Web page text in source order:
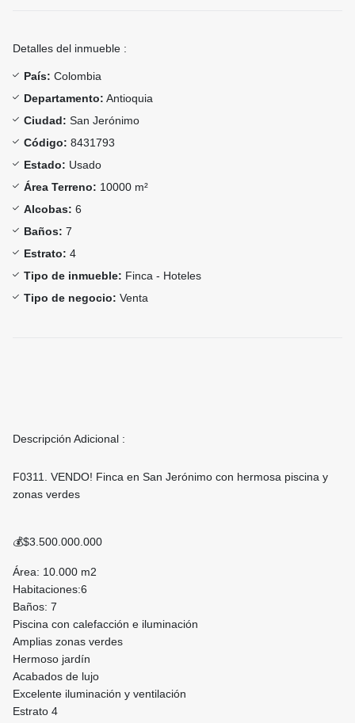
Detalles del inmueble :
País: Colombia
Departamento: Antioquia
Ciudad: San Jerónimo
Código: 8431793
Estado: Usado
Área Terreno: 10000 m²
Alcobas: 6
Baños: 7
Estrato: 4
Tipo de inmueble: Finca - Hoteles
Tipo de negocio: Venta
Descripción Adicional :
F0311. VENDO! Finca en San Jerónimo con hermosa piscina y
zonas verdes
💰$3.500.000.000
Área: 10.000 m2
Habitaciones:6
Baños: 7
Piscina con calefacción e iluminación
Amplias zonas verdes
Hermoso jardín
Acabados de lujo
Excelente iluminación y ventilación
Estrato 4